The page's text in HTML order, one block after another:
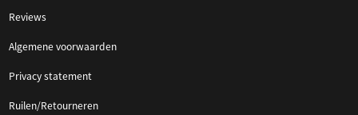
Reviews
Algemene voorwaarden
Privacy statement
Ruilen/Retourneren